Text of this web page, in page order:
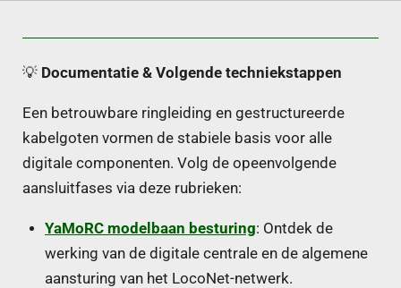
💡 Documentatie & Volgende techniekstappen
Een betrouwbare ringleiding en gestructureerde
kabelgoten vormen de stabiele basis voor alle
digitale componenten. Volg de opeenvolgende
aansluitfases via deze rubrieken:
YaMoRC modelbaan besturing: Ontdek de
werking van de digitale centrale en de algemene
aansturing van het LocoNet-netwerk.